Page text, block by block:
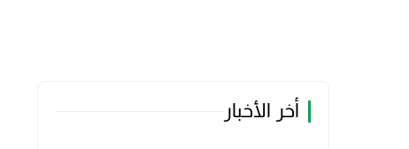
أخر الأخبار